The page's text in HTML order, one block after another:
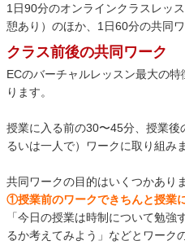
1日90分のオンラインクラスレッ
憩あり）のほか、1日60分の共同
クラス前後の共同ワーク
ECのバーチャルレッスン最大の
ります。
授業に入る前の30〜45分、授業
るいは一人で）ワークに取り組みま
共同ワークの目的はいくつかありま
①授業前のワークできちんと授業
「今日の授業は時制について勉
るか考えてみよう」などとワーク